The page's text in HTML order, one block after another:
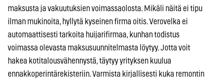
maksusta ja vakuutuksien voimassaolosta. Mikäli näitä ei tipu
ilman mukinoita, hyllytä kyseinen firma oitis. Verovelka ei
automaattisesti tarkoita huijarifirmaa, kunhan todistus
voimassa olevasta maksusuunnitelmasta löytyy. Jotta voit
hakea kotitalousvähennystä, täytyy yrityksen kuulua
ennakkoperintärekisteriin. Varmista kirjallisesti kuka remontin